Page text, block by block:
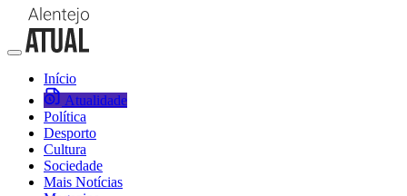
Início
Atualidade
Política
Desporto
Cultura
Sociedade
Mais Notícias